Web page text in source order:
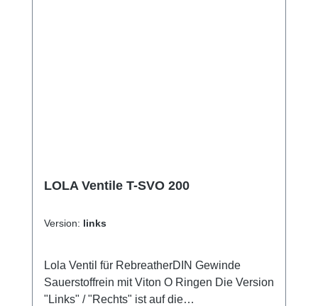
LOLA Ventile T-SVO 200
Version: links
Lola Ventil für RebreatherDIN Gewinde
Sauerstoffrein mit Viton O Ringen Die Version
"Links" / "Rechts" ist auf die